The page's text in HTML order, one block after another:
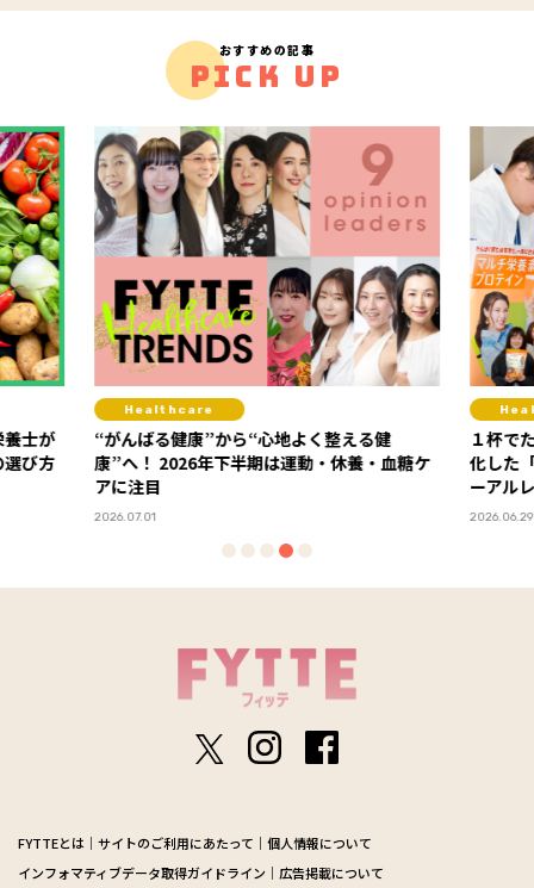
おすすめの記事
PICK UP
養士が
び方
Healthcare
“がんばる健康”から“心地よく整える健
康”へ！ 2026年下半期は運動・休養・血糖ケ
アに注目
2026.07.01
１杯で
化した
ーアル
2026.06.29
FYTTEとは サイトのご利用にあたって
個人情報について
インフォマティブデータ取得ガイドライン
広告掲載について